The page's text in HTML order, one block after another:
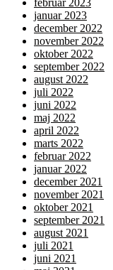
februar 2023
januar 2023
december 2022
november 2022
oktober 2022
september 2022
august 2022
juli 2022
juni 2022
maj 2022
april 2022
marts 2022
februar 2022
januar 2022
december 2021
november 2021
oktober 2021
september 2021
august 2021
juli 2021
juni 2021